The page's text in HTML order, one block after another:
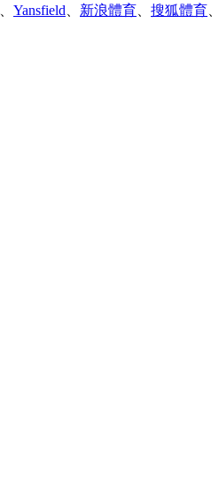
Yansfield 新浪體育 搜狐體育